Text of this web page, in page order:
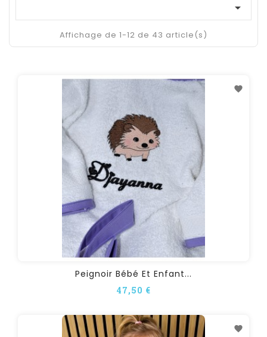

Affichage de 1-12 de 43 article(s)
Peignoir Bébé Et Enfant...
47,50 €